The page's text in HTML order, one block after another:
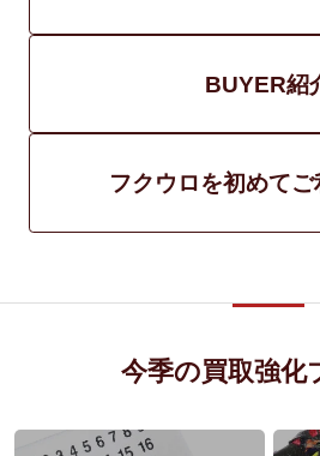
BUYER紹
フクウロを初めて
今季の買取強化